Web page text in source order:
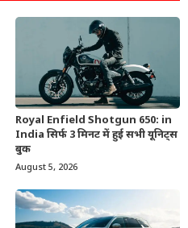
Royal Enfield Shotgun 650: in
India सिर्फ 3 मिनट में हुई सभी यूनिट्स
बुक
August 5, 2026